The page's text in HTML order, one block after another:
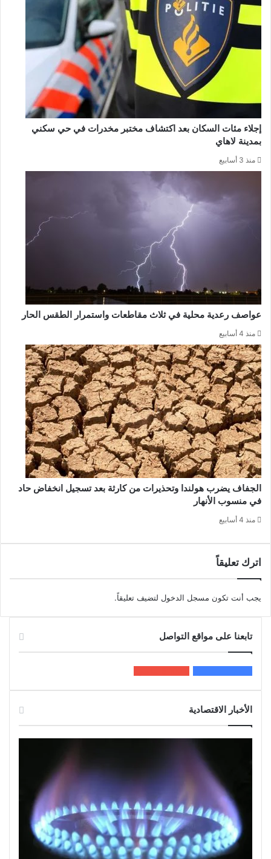
إجلاء مئات السكان بعد اكتشاف مختبر مخدرات في حي سكني
بمدينة لاهاي
منذ 3 أسابيع
عواصف رعدية محلية في ثلاث مقاطعات واستمرار الطقس الحار
منذ 4 أسابيع
الجفاف يضرب هولندا وتحذيرات من كارثة بعد تسجيل انخفاض حاد
في منسوب الأنهار
منذ 4 أسابيع
اترك تعليقاً
يجب أنت تكون مسجل الدخول لتضيف تعليقاً.
تابعنا على مواقع التواصل
الأخبار الاقتصادية